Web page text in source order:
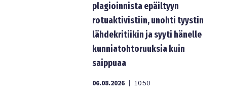
plagioinnista epäiltyyn
rotuaktivistiin, unohti tyystin
lähdekritiikin ja syyti hänelle
kunniatohtoruuksia kuin
saippuaa
06.08.2026 | 10:50